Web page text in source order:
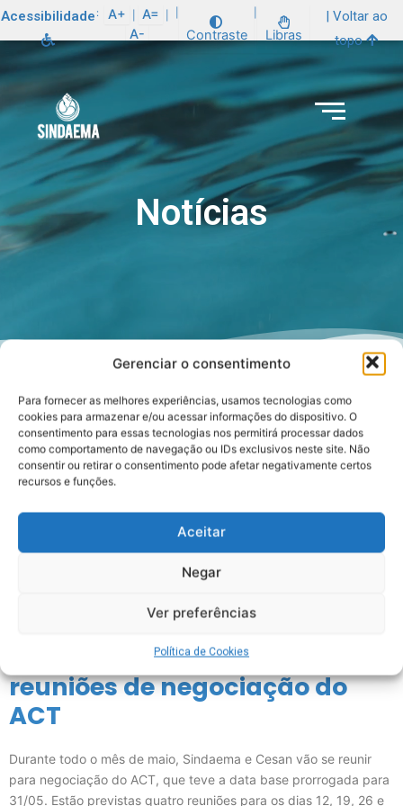
Gerenciar o consentimento
Para fornecer as melhores experiências, usamos tecnologias como
cookies para armazenar e/ou acessar informações do dispositivo. O
consentimento para essas tecnologias nos permitirá processar dados
como comportamento de navegação ou IDs exclusivos neste site. Não
consentir ou retirar o consentimento pode afetar negativamente certos
recursos e funções.
Aceitar
Negar
Ver preferências
Política de Cookies
Acessibilidade : A+ A=
A- Contraste Libras
| Voltar ao
topo
Notícias
Sindaema e Cesan iniciam
reuniões de negociação do
ACT
Durante todo o mês de maio, Sindaema e Cesan vão se reunir
para negociação do ACT, que teve a data base prorrogada para
31/05. Estão previstas quatro reuniões para os dias 12, 19, 26 e